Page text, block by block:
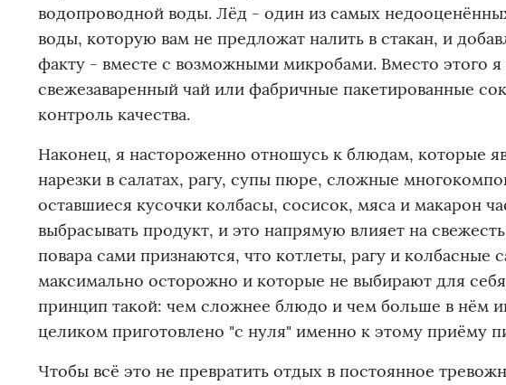
водопроводной воды. Лёд - один из самых
воды, которую вам не предложат налить в стакан, и
факту - вместе с возможными микробами. Вместо этого
свежезаваренный чай или фабричные пакетированные
контроль качества.
Наконец, я настороженно отношусь к блюдам, которые
нарезки в салатах, рагу, супы пюре, сложные
оставшиеся кусочки колбасы, сосисок, мяса и макарон
выбрасывать продукт, и это напрямую влияет на
повара сами признаются, что котлеты, рагу и
максимально осторожно и которые не выбирают для
принцип такой: чем сложнее блюдо и чем больше в нём
целиком приготовлено "с нуля" именно к этому приёму
Чтобы всё это не превратить отдых в постоянное